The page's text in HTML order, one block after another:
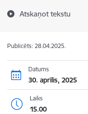
Atskaņot tekstu
Publicēts: 28.04.2025.
Datums
30. aprīlis, 2025
Laiks
15.00